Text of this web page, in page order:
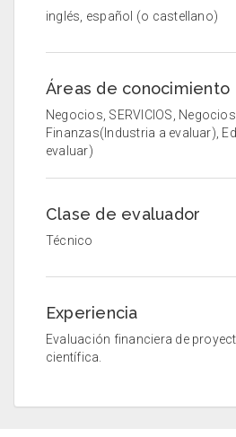
inglés, español (o castellano)
Áreas de conocimiento
Negocios, SERVICIOS,
Finanzas(Industria a evaluar),
evaluar)
Clase de evaluador
Técnico
Experiencia
Evaluación financiera de
científica.